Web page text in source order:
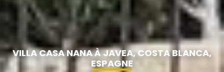
VILLA CASA NANA À JAVEA, COSTA BLANCA,
ESPAGNE